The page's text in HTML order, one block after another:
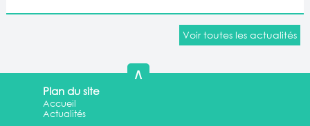
Voir toutes les actualités
∧
Plan du site
Accueil
Actualités